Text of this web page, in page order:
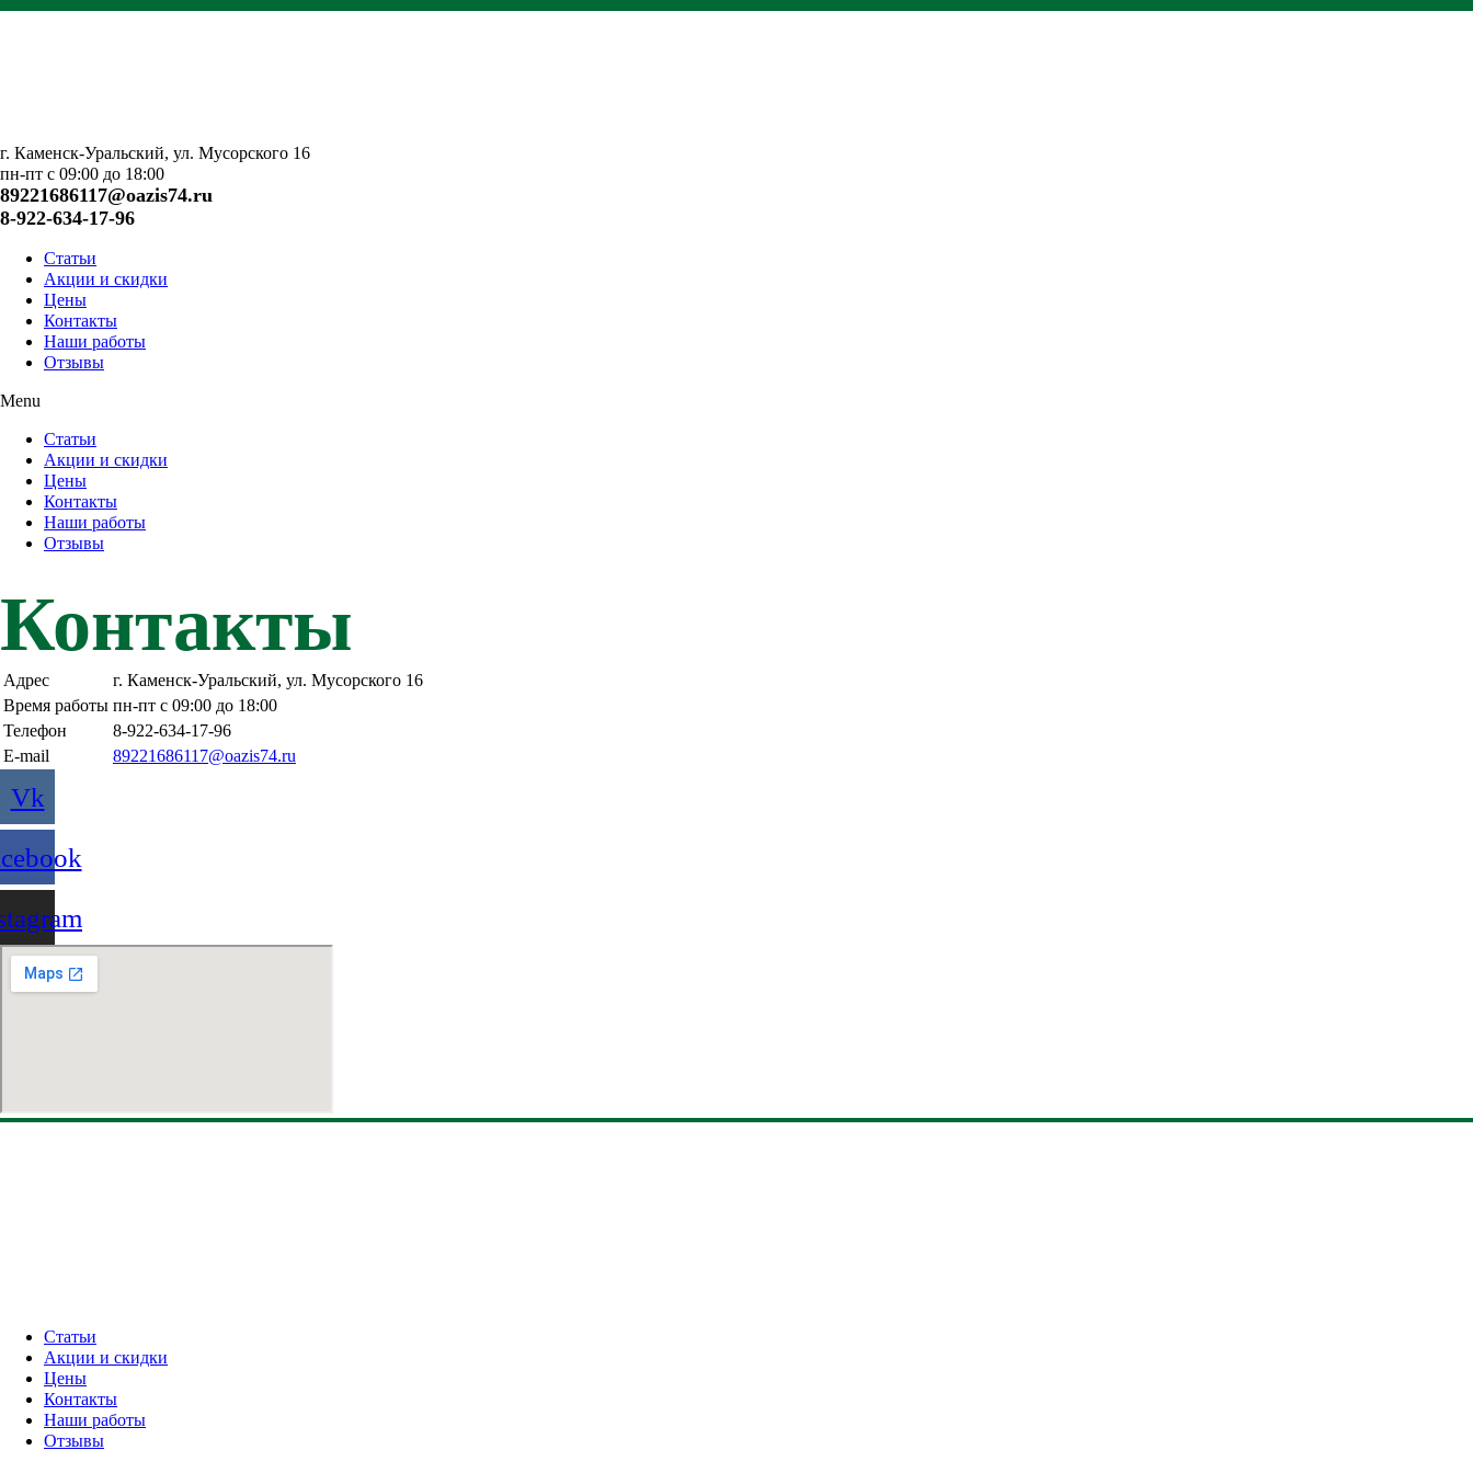
г. Каменск-Уральский, ул. Мусорского 16
пн-пт с 09:00 до 18:00
89221686117@oazis74.ru
8-922-634-17-96
Статьи
Акции и скидки
Цены
Контакты
Наши работы
Отзывы
Menu
Статьи
Акции и скидки
Цены
Контакты
Наши работы
Отзывы
Контакты
Адрес
г. Каменск-Уральский, ул. Мусорского 16
Время работы пн-пт с 09:00 до 18:00
Телефон
8-922-634-17-96
E-mail
89221686117@oazis74.ru
Vk
Статьи
Акции и скидки
Цены
Контакты
Наши работы
Отзывы